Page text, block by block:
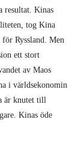
resultat. Kinas
tog Kina
Ryssland. Men
ett stort
av Maos
i världsekonomin
är knutet till
Kinas öde